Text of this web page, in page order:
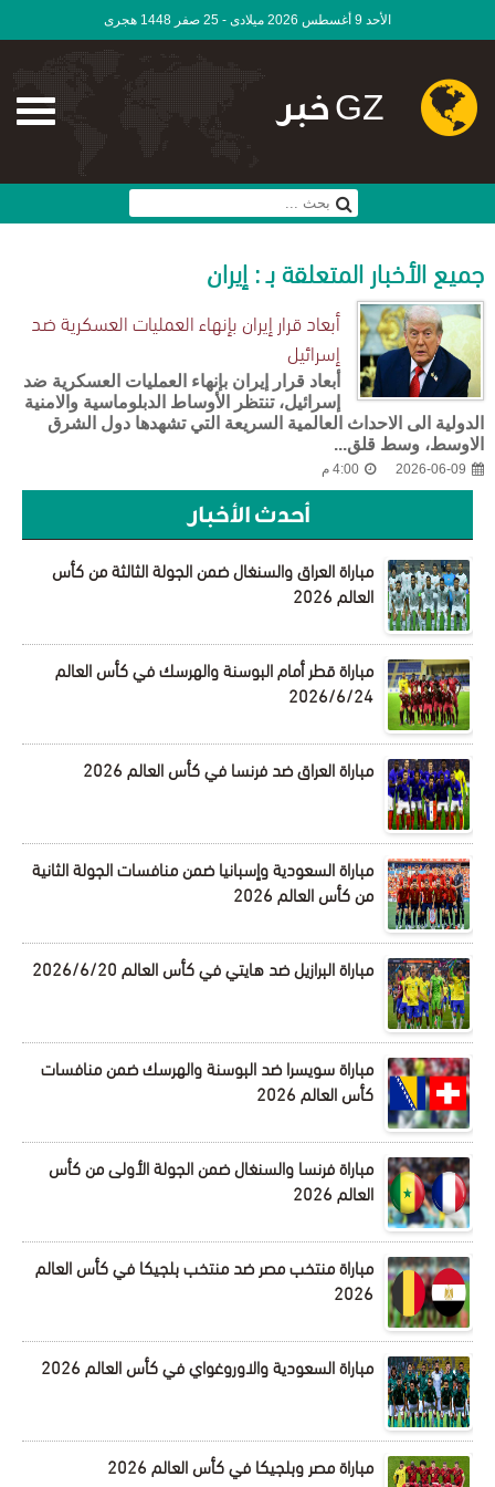
الأحد 9 أغسطس 2026 ميلادى - 25 صفر 1448 هجرى
GZ خبر
جميع الأخبار المتعلقة بـ : إيران
أبعاد قرار إيران بإنهاء العمليات العسكرية ضد
إسرائيل
أبعاد قرار إيران بإنهاء العمليات العسكرية ضد
إسرائيل، تنتظر الأوساط الدبلوماسية والامنية
الدولية الى الاحداث العالمية السريعة التي تشهدها دول الشرق
الاوسط، وسط قلق...
2026-06-09 4:00 م
أحدث الأخبار
مباراة العراق والسنغال ضمن الجولة الثالثة من كأس
العالم 2026
مباراة قطر أمام البوسنة والهرسك في كأس العالم
2026/6/24
مباراة العراق ضد فرنسا في كأس العالم 2026
مباراة السعودية وإسبانيا ضمن منافسات الجولة الثانية
من كأس العالم 2026
مباراة البرازيل ضد هايتي في كأس العالم 2026/6/20
مباراة سويسرا ضد البوسنة والهرسك ضمن منافسات
كأس العالم 2026
مباراة فرنسا والسنغال ضمن الجولة الأولى من كأس
العالم 2026
مباراة منتخب مصر ضد منتخب بلجيكا في كأس العالم
2026
مباراة السعودية والاوروغواي في كأس العالم 2026
مباراة مصر وبلجيكا في كأس العالم 2026